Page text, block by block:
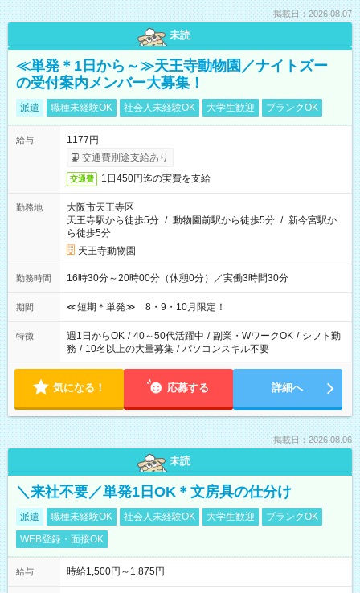
掲載日：2026.08.07
未読
≪単発＊1日から～≫天王寺動物園／ナイトズー
の受付案内メンバー大募集！
派遣 職種未経験OK 社会人未経験OK 大学生歓迎 ブランクOK
給与
1177円
交通費別途支給あり
交通費 1日450円迄の実費を支給
勤務地
大阪市天王寺区
天王寺駅から徒歩5分 / 動物園前駅から徒歩5分 / 新今宮駅か
ら徒歩5分
天王寺動物園
勤務時間 16時30分～20時00分（休憩0分）／実働3時間30分
期間 ≪短期＊単発≫ 8・9・10月限定！
特徴 週1日からOK / 40～50代活躍中 / 副業・WワークOK / シフト勤
務 / 10名以上の大量募集 / パソコンスキル不要
気になる！ 応募する 詳細へ
掲載日：2026.08.06
未読
＼来社不要／単発1日OK＊文房具の仕分け
派遣 職種未経験OK 社会人未経験OK 大学生歓迎
ブランクOK
WEB登録・面接OK
給与 時給1,500円～1,875円